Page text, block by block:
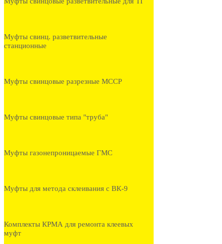
Муфты свинц. разветвительные
станционные
Муфты свинцовые разрезные МССР
Муфты свинцовые типа "труба"
Муфты газонепроницаемые ГМС
Муфты для метода склеивания с ВК-9
Комплекты КРМА для ремонта клеевых
муфт